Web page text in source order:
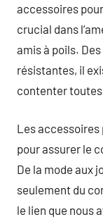
accessoires
crucial dans
amis à poils.
résistantes, il
contenter
Les
pour assurer le
De la mode aux
seulement du
le lien que nous